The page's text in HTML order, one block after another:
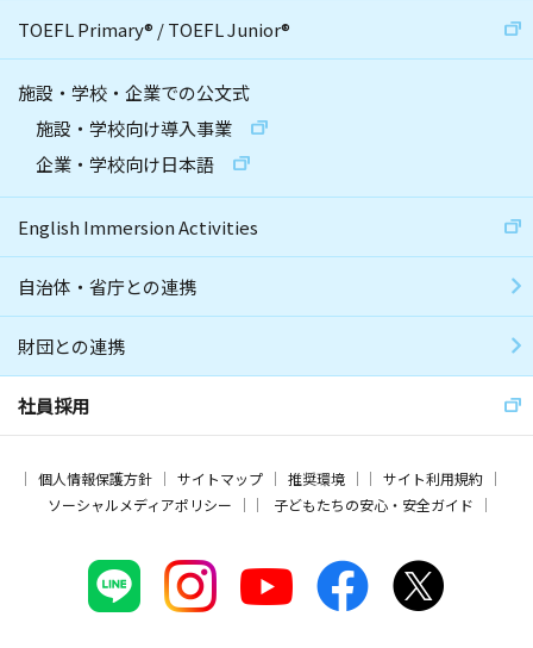
TOEFL Primary® /TOEFL Junior®
施設・学校・企業での公文式
施設・学校向け導入事業
企業・学校向け日本語
English Immersion Activities
自治体・省庁との連携
財団との連携
社員採用
個人情報保護方針 サイトマップ 推奨環境
サイト利用規約
ソーシャルメディアポリシー
子どもたちの安心・安全ガイド